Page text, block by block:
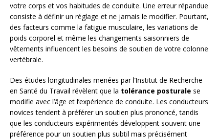
votre corps et vos habitudes de conduite. Une erreur répandue
consiste à définir un réglage et ne jamais le modifier. Pourtant,
des facteurs comme la fatigue musculaire, les variations de
poids corporel et même les changements saisonniers de
vêtements influencent les besoins de soutien de votre colonne
vertébrale.
Des études longitudinales menées par l’Institut de Recherche
en Santé du Travail révèlent que la tolérance posturale se
modifie avec l’âge et l’expérience de conduite. Les conducteurs
novices tendent à préférer un soutien plus prononcé, tandis
que les conducteurs expérimentés développent souvent une
préférence pour un soutien plus subtil mais précisément